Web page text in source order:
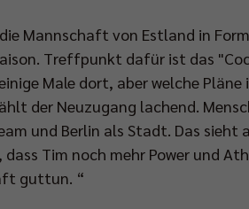
Mannschaft von Estland in
Treffpunkt dafür ist das
Male dort, aber welche
der Neuzugang lachend.
und Berlin als Stadt. Das sieht
Tim noch mehr Power und
guttun. “